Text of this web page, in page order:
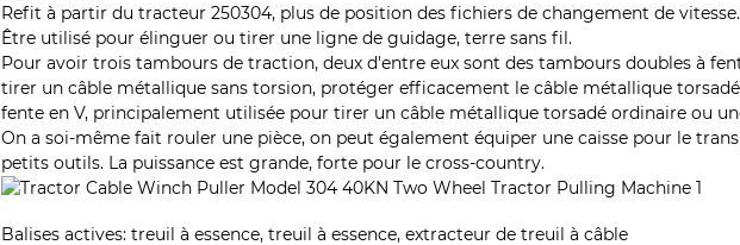
Refit à partir du tracteur 250304, plus de position des fichiers de changement de vitesse.
Être utilisé pour élinguer ou tirer une ligne de guidage, terre sans fil.
Pour avoir trois tambours de traction, deux d'entre eux sont des tambours doubles à
tirer un câble métallique sans torsion, protéger efficacement le câble métallique
fente en V, principalement utilisée pour tirer un câble métallique torsadé ordinaire ou
On a soi-même fait rouler une pièce, on peut également équiper une caisse pour le
petits outils. La puissance est grande, forte pour le cross-country.
Balises actives: treuil à essence, treuil à essence, extracteur de treuil à câble